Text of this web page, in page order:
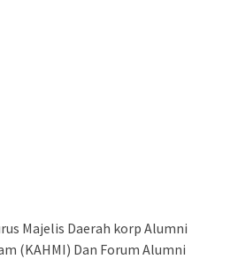
Majelis Daerah korp Alumni
(KAHMI) Dan Forum Alumni